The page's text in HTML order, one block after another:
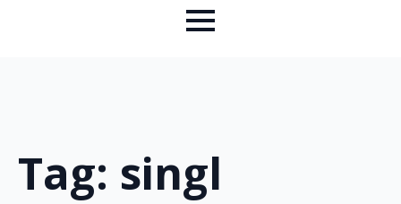
Tag: singl